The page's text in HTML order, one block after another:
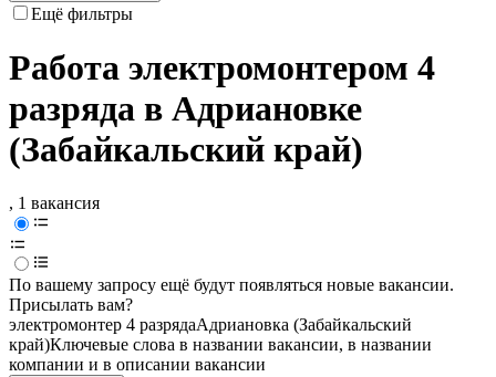
Ещё фильтры
Работа электромонтером 4
разряда в Адриановке
(Забайкальский край)
, 1 вакансия
По вашему запросу ещё будут появляться новые вакансии.
Присылать вам?
электромонтер 4 разрядаАдриановка (Забайкальский
край)Ключевые слова в названии вакансии, в названии
компании и в описании вакансии